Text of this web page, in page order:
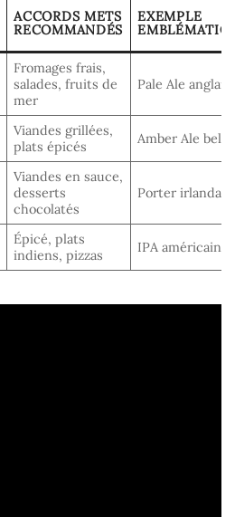
ACCORDS METS
RECOMMANDÉS
EXEMPLE
Fromages frais,
salades, fruits de
mer
Pale Ale
Viandes grillées,
plats épicés
Amber Ale
Viandes en sauce,
desserts
chocolatés
Porter irlandais
Épicé, plats
indiens, pizzas
IPA américaine